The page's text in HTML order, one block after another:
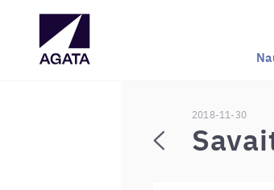
2018-11-30